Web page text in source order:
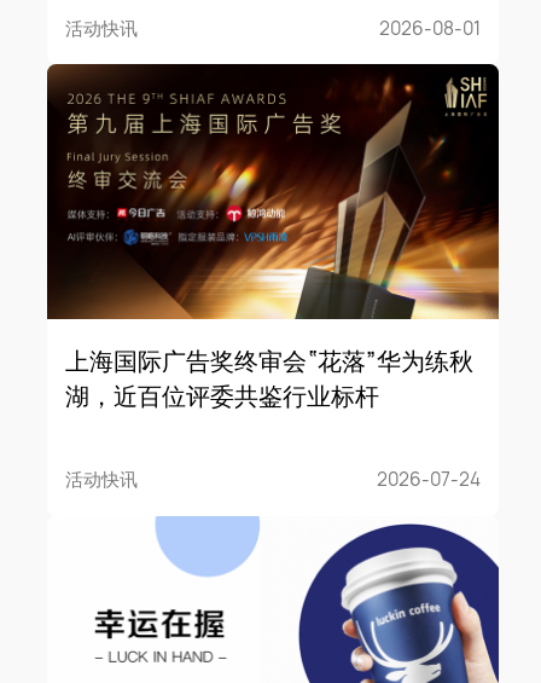
活动快讯 2026-08-01
上海国际广告奖终审会“花落”华为练秋
湖，近百位评委共鉴行业标杆
活动快讯 2026-07-24